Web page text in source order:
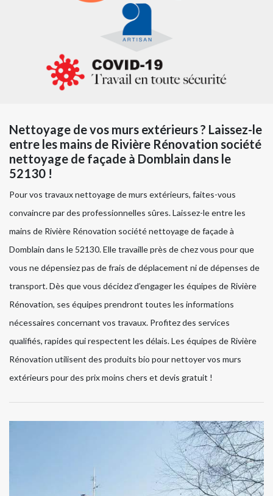
Nettoyage de vos murs extérieurs ? Laissez-le
entre les mains de Rivière Rénovation société
nettoyage de façade à Domblain dans le
52130 !
Pour vos travaux nettoyage de murs extérieurs, faites-vous
convaincre par des professionnelles sûres. Laissez-le entre les
mains de Rivière Rénovation société nettoyage de façade à
Domblain dans le 52130. Elle travaille près de chez vous pour que
vous ne dépensiez pas de frais de déplacement ni de dépenses de
transport. Dès que vous décidez d’engager les équipes de Rivière
Rénovation, ses équipes prendront toutes les informations
nécessaires concernant vos travaux. Profitez des services
qualifiés, rapides qui respectent les délais. Les équipes de Rivière
Rénovation utilisent des produits bio pour nettoyer vos murs
extérieurs pour des prix moins chers et devis gratuit !